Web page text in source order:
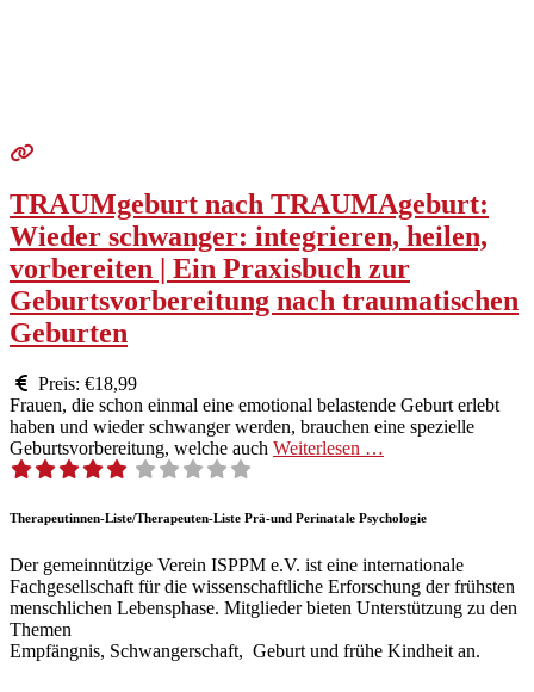
TRAUMgeburt nach TRAUMAgeburt:
Wieder schwanger: integrieren, heilen,
vorbereiten | Ein Praxisbuch zur
Geburtsvorbereitung nach traumatischen
Geburten
Preis: €18,99
Frauen, die schon ein­mal eine emo­tion­al belas­tende Geburt erlebt
haben und wieder schwanger wer­den, brauchen eine spezielle
Geburtsvor­bere­itung, welche auch Weit­er­lesen …
Therapeutinnen-Liste/Therapeuten-Liste Prä-und Perinatale Psychologie
Der gemeinnützige Verein ISPPM e.V. ist eine internationale
Fachgesellschaft für die wissenschaftliche Erforschung der frühsten
menschlichen Lebensphase. Mitglieder bieten Unterstützung zu den
Themen
Empfängnis, Schwangerschaft, Geburt und frühe Kindheit an.